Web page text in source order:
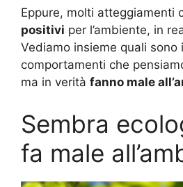
Eppure, molti atteggiamenti
positivi per l’ambiente, in
Vediamo insieme quali sono
comportamenti che
ma in verità fanno male
Sembra
fa male